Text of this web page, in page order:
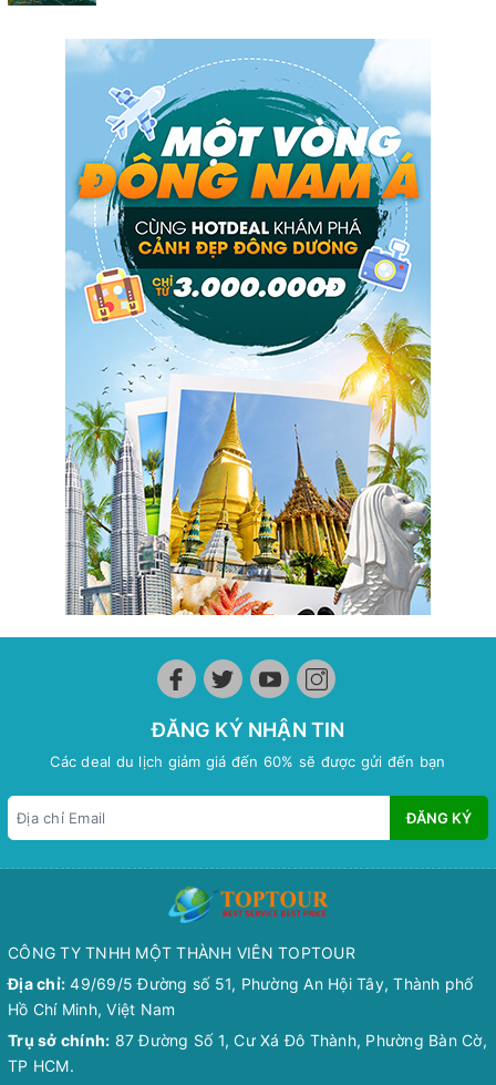
ĐĂNG KÝ NHẬN TIN
Các deal du lịch giảm giá đến 60% sẽ được gửi đến bạn
ĐĂNG KÝ
CÔNG TY TNHH MỘT THÀNH VIÊN TOPTOUR
Địa chỉ: 49/69/5 Đường số 51, Phường An Hội Tây, Thành phố
Hồ Chí Minh, Việt Nam
Trụ sở chính: 87 Đường Số 1, Cư Xá Đô Thành, Phường Bàn Cờ,
TP HCM.